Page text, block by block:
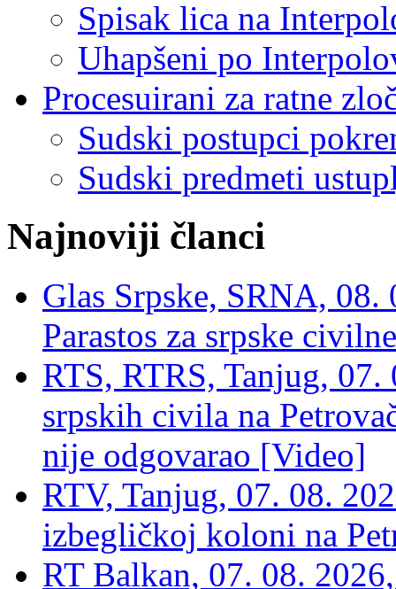
Spisak lica na
Uhapšeni po
Procesuirani za ratne
Sudski postupci
Sudski predmeti
Najnoviji članci
Glas Srpske, SRNA,
Parastos za srpske
RTS, RTRS, Tanjug,
srpskih civila na
nije odgovarao [Video]
RTV, Tanjug, 07. 08.
izbegličkoj koloni na
RT Balkan, 07. 08.